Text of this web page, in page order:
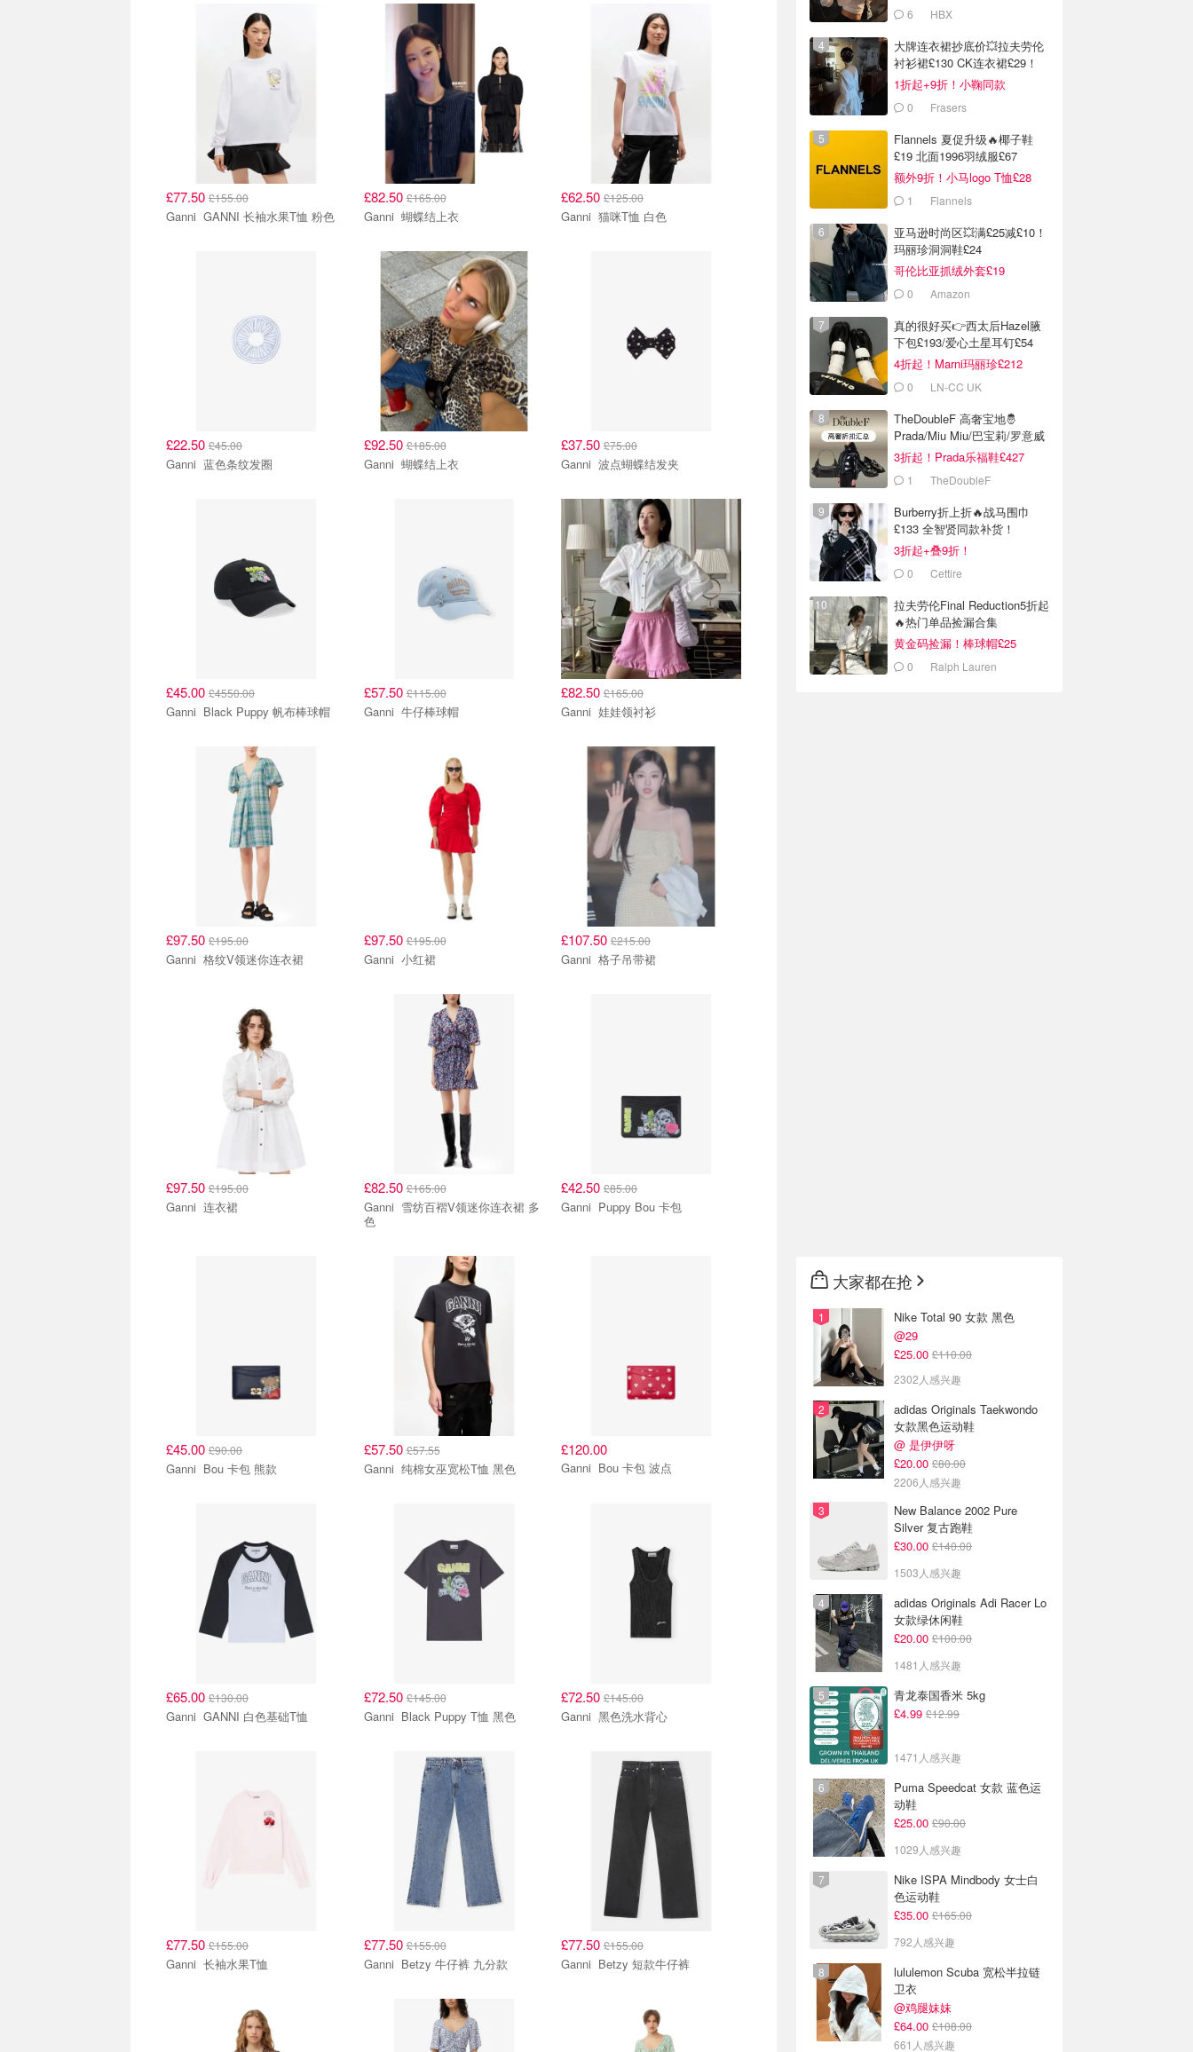
£77.50 £155.00
Ganni GANNI 长袖水果T恤 粉色
£82.50£165.00
Ganni 蝴蝶结上衣
£62.50 £125.00
Ganni 猫咪T恤 白色
£22.50 £45.00
Ganni 蓝色条纹发圈
£92.50£185.00
Ganni 蝴蝶结上衣
£37.50 £75.00
Ganni 波点蝴蝶结发夹
£45.00 £4550.00
Ganni Black Puppy 帆布棒球帽
£57.50£115.00
Ganni 牛仔棒球帽
£82.50 £165.00
Ganni 娃娃领衬衫
£97.50 £195.00
Ganni 格纹V领迷你连衣裙
£97.50£195.00
Ganni 小红裙
£107.50 £215.00
Ganni 格子吊带裙
£97.50 £195.00
Ganni 连衣裙
£82.50£165.00
Ganni 雪纺百褶V领迷你连衣裙 多
色
£42.50 £85.00
Ganni Puppy Bou 卡包
£45.00 £90.00
Ganni Bou 卡包 熊款
£57.50£57.55
Ganni 纯棉女巫宽松T恤 黑色
£120.00
Ganni Bou 卡包 波点
£65.00 £130.00
Ganni GANNI 白色基础T恤
£72.50£145.00
Ganni Black Puppy T恤 黑色
£72.50 £145.00
Ganni 黑色洗水背心
£77.50 £155.00
Ganni 长袖水果T恤
£77.50£155.00
Ganni Betzy 牛仔裤 九分款
£77.50 £155.00
Ganni Betzy 短款牛仔裤
6 HBX
大牌连衣裙抄底价💥拉夫劳伦
衬衫裙£130 CK连衣裙£29！
1折起+9折！小鞠同款
Ganni£88
0 Frasers
Flannels 夏促升级🔥椰子鞋
£19 北面1996羽绒服£67
额外9折！小马logo T恤£28
1 Flannels
亚马逊时尚区💥满£25减£10！
玛丽珍洞洞鞋£24
哥伦比亚抓绒外套£19
0 Amazon
真的很好买👉西太后Hazel腋
下包£193/爱心土星耳钉£54
4折起！Marni玛丽珍£212
0 LN-CC UK
TheDoubleF 高奢宝地🤴
Prada/Miu Miu/巴宝莉/罗意威
3折起！Prada乐福鞋£427
1 TheDoubleF
Burberry折上折🔥战马围巾
£133 全智贤同款补货！
3折起+叠9折！
0 Cettire
拉夫劳伦Final Reduction5折起
🔥热门单品捡漏合集
黄金码捡漏！棒球帽£25
0 Ralph Lauren
大家都在抢
Nike Total 90 女款 黑色
@29
£25.00 £110.00
2302人感兴趣
adidas Originals Taekwondo
女款黑色运动鞋
@ 是伊伊呀
£20.00 £80.00
2206人感兴趣
New Balance 2002 Pure
Silver 复古跑鞋
£30.00 £140.00
1503人感兴趣
adidas Originals Adi Racer Lo
女款绿休闲鞋
£20.00 £100.00
1481人感兴趣
青龙泰国香米 5kg
£4.99 £12.99
1471人感兴趣
Puma Speedcat 女款 蓝色运
动鞋
£25.00 £90.00
1029人感兴趣
Nike ISPA Mindbody 女士白
色运动鞋
£35.00 £165.00
792人感兴趣
lululemon Scuba 宽松半拉链
卫衣
@鸡腿妹妹
£64.00 £108.00
661人感兴趣